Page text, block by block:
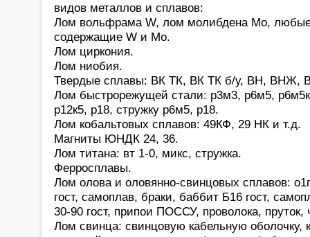
видов металлов и сплавов:
Лом вольфрама W, лом молибдена Mo,
содержащие W и Mo.
Лом циркония.
Лом ниобия.
Твердые сплавы: ВК ТК, ВК ТК б/у, ВН,
Лом быстрорежущей стали: р3м3, р6м5,
р12к5, р18, стружку р6м5, р18.
Лом кобальтовых сплавов: 49КФ, 29 НК и т.д.
Магниты ЮНДК 24, 36.
Лом титана: вт 1-0, микс, стружка.
Ферросплавы.
Лом олова и оловянно-свинцовых сплавов:
гост, самоплав, браки, баббит Б16 гост,
30-90 гост, припои ПОССУ, проволока,
Лом свинца: свинцовую кабельную оболочку,